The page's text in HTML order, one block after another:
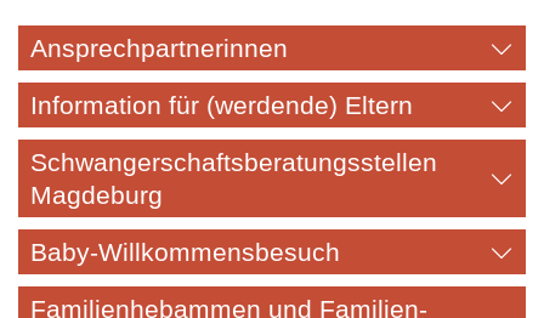
Ansprechpartnerinnen
Information für (werdende) Eltern
Schwangerschaftsberatungsstellen
Magdeburg
Baby-Willkommensbesuch
Familienhebammen und Familien-